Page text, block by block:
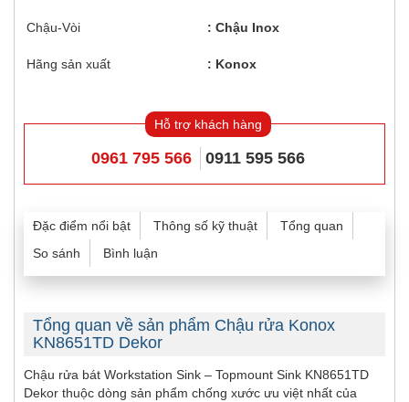
Chậu-Vòi Chậu Inox
Hãng sản xuất Konox
Hỗ trợ khách hàng
0961 795 566 0911 595 566
Đặc điểm nổi bật Thông số kỹ thuật
Tổng quan
So sánh
Bình luận
Tổng quan về sản phẩm Chậu rửa Konox
KN8651TD Dekor
Chậu rửa bát Workstation Sink – Topmount Sink KN8651TD
Dekor thuộc dòng sản phẩm chống xước ưu việt nhất của